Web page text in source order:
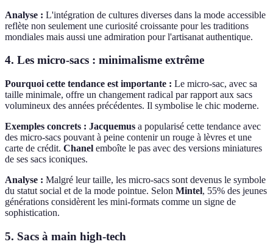
Analyse : L'intégration de cultures diverses dans la mode accessible
reflète non seulement une curiosité croissante pour les traditions
mondiales mais aussi une admiration pour l'artisanat authentique.
4. Les micro-sacs : minimalisme extrême
Pourquoi cette tendance est importante : Le micro-sac, avec sa
taille minimale, offre un changement radical par rapport aux sacs
volumineux des années précédentes. Il symbolise le chic moderne.
Exemples concrets : Jacquemus a popularisé cette tendance avec
des micro-sacs pouvant à peine contenir un rouge à lèvres et une
carte de crédit. Chanel emboîte le pas avec des versions miniatures
de ses sacs iconiques.
Analyse : Malgré leur taille, les micro-sacs sont devenus le symbole
du statut social et de la mode pointue. Selon Mintel, 55% des jeunes
générations considèrent les mini-formats comme un signe de
sophistication.
5. Sacs à main high-tech